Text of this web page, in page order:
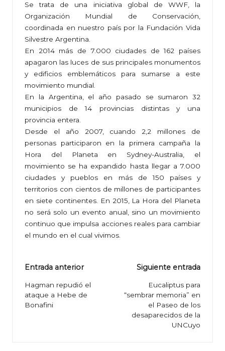
Se trata de una iniciativa global de WWF, la
Organización Mundial de Conservación,
coordinada en nuestro país por la Fundación Vida
Silvestre Argentina.
En 2014 más de 7.000 ciudades de 162 países
apagaron las luces de sus principales monumentos
y edificios emblemáticos para sumarse a este
movimiento mundial.
En la Argentina, el año pasado se sumaron 32
municipios de 14 provincias distintas y una
provincia entera.
Desde el año 2007, cuando 2,2 millones de
personas participaron en la primera campaña la
Hora del Planeta en Sydney-Australia, el
movimiento se ha expandido hasta llegar a 7.000
ciudades y pueblos en más de 150 países y
territorios con cientos de millones de participantes
en siete continentes. En 2015, La Hora del Planeta
no será solo un evento anual, sino un movimiento
continuo que impulsa acciones reales para cambiar
el mundo en el cual vivimos.
Navegación
de
entradas
Entrada anterior
Hagman repudió el
ataque a Hebe de
Bonafini
Siguiente entrada
Eucaliptus para
“sembrar memoria” en
el Paseo de los
desaparecidos de la
UNCuyo